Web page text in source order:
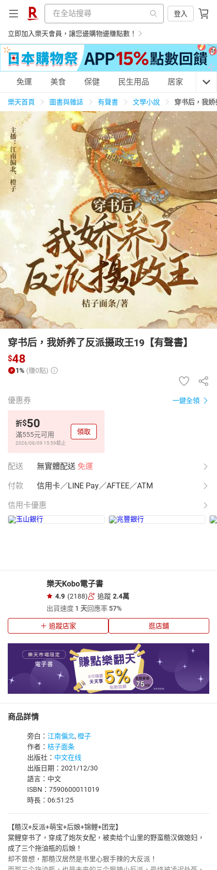
登入
立即加入樂天會員，讓您邊購物邊賺點數！
購物網分類
天天免運 美食蛋糕 養生保健 民生用品
3C家電 運動休閒 親子玩具
女裝 男裝 化妝保養 情趣用品
電子/紙本書
HOT
免運 美食 保健 民生用品 居家 3C
樂天首頁 圖書與雜誌 有聲書 文學小說 穿书后，我
穿书后，我娇养了反派摄政王19【有聲書】
$48
1% (賺0點)
優惠券 一鍵全領
折$50
滿555元可用
2026/08/09 15:59截止
領取
配送 無實體配送 免運
付款 信用卡／LINE Pay／AFTEE／ATM
信用卡優惠
樂天Kobo電子書
4.9 (2188) 追蹤 2.4萬
出貨速度 1 天回應率57%
追蹤店家 逛店舖
商品詳情
旁白： 江南偏北, 橙子
作者： 桔子面条
出版社： 中文在线
出版日期：2021/12/30
語言：中文
ISBN：7590600011019
時長：06:51:25
【糙汉+反派+萌宝+后娘+锦鲤+团宠】
棠鲤穿书了，穿成了炮灰女配，被卖给个山里的野蛮糙汉做媳妇，
成了三个拖油瓶的后娘！
却不曾想，那糙汉居然是书里心狠手辣的大反派！